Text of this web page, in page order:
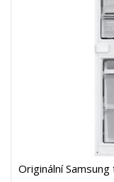
Originální